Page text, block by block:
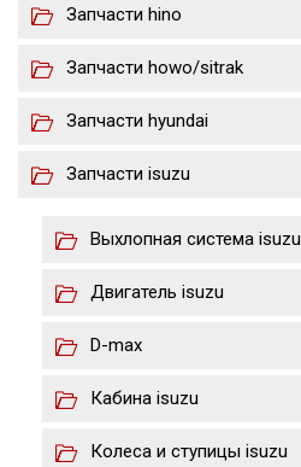
Запчасти hino
Запчасти howo/sitrak
Запчасти hyundai
Запчасти isuzu
Выхлопная система isuzu
Двигатель isuzu
D-max
Кабина isuzu
Колеса и ступицы isuzu